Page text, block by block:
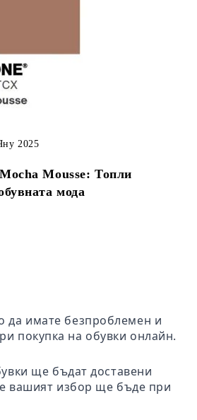
Mousse: Топли
мода
2025
да имате безпроблемен и
покупка на обувки онлайн.
ще бъдат доставени
вашият избор ще бъде при